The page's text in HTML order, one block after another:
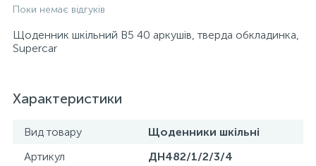
Поки немає відгуків
Щоденник шкільний В5 40 аркушів, тверда обкладинка,
Supercar
Характеристики
Вид товару
Щоденники шкільні
Артикул
ДН482/1/2/3/4